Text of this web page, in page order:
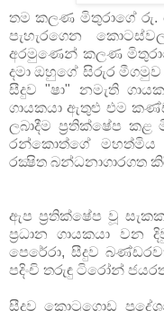
තම කලණ මිතුරාගේ රු.
පැහැරගෙන
අරමුණෙන් කලණ
දමා ඔහුගේ සිරුර මීගමුව
සීදුව "ෂා" නමැති
ගායකයා ඇතුළු එම
ලබාදීම ප්‍රතික්‌ෂේප
රන්කොත්ගේ මහත්මිය
රක්‍ෂිත බන්ධනාගාරගත
ඇප ප්‍රතික්‌ෂේප වූ
ප්‍රධාන ගායකයා වන
පෙරේරා, සීදුව
පදිංචි තරුඳු ටිරෝන්
සීදුව කොටුගොඩ